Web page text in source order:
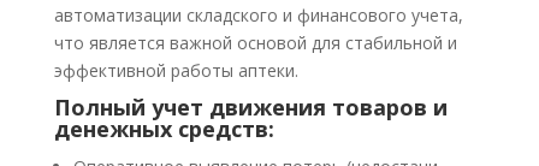
автоматизации складского и финансового учета,
что является важной основой для стабильной и
эффективной работы аптеки.
Полный учет движения товаров и
денежных средств: